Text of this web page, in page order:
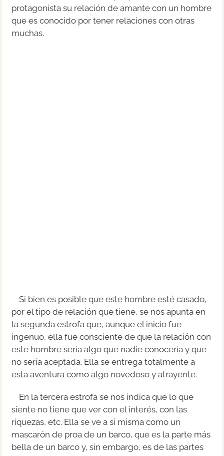
protagonista su relación de amante con un hombre
que es conocido por tener relaciones con otras
muchas.
Si bien es posible que este hombre esté casado,
por el tipo de relación que tiene, se nos apunta en
la segunda estrofa que, aunque el inicio fue
ingenuo, ella fue consciente de que la relación con
este hombre sería algo que nadie conocería y que
no sería aceptada. Ella se entrega totalmente a
esta aventura como algo novedoso y atrayente.
En la tercera estrofa se nos indica que lo que
siente no tiene que ver con el interés, con las
riquezas, etc. Ella se ve a sí misma como un
mascarón de proa de un barco, que es la parte más
bella de un barco y, sin embargo, es de las partes